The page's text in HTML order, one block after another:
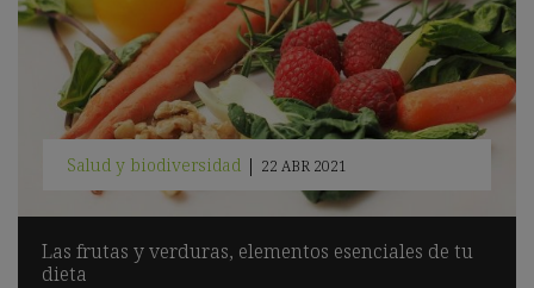
Salud y biodiversidad| 22 ABR 2021
Las frutas y verduras, elementos esenciales de tu
dieta